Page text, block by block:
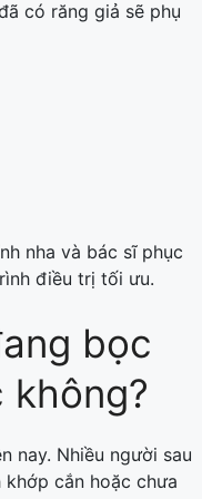
có răng giả sẽ phụ
nha và bác sĩ phục
điều trị tối ưu.
bọc
nay. Nhiều người sau
cắn hoặc chưa